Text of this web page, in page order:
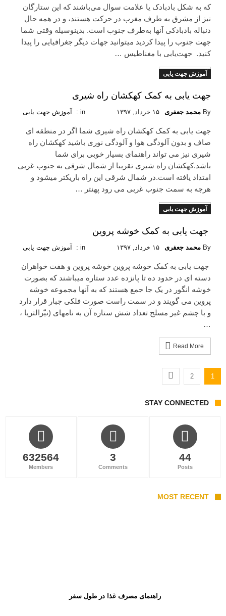
که به شکل بادبادک یا علامت سوال می‌باشند که این ستارگان
نیز از مشرق به طرف مغرب در حرکت هستند، و در همه حال
دنباله بادبادکى آنها به‌طرف جنوب است. بدینوسیله وقتی شما
جهت جنوب را پیدا کردید میتوانید جهات دیگر جغرافیایی را پیدا
کنید. جهت‌یابی با مغناطیس …
Read More
آموزش جهت یابی
جهت یابی به کمک کهکشان راه شیری
By محمد جعفری ۱۵ خرداد, ۱۳۹۷ in : آموزش جهت یابی
جهت یابی به کمک کهکشان راه شیری شما اگر در منطقه ای
صاف و بدون آلودگی هوا و آلودگی نوری باشید کهکشان راه
شیری نیز می تواند راهنمای بسیار خوبی برای شما
باشد.کهکشان راه شیری تقریبا از شمال شرقی به جنوب غربی
امتداد یافته است.در شمال شرقی این راه باریکتر میشود و
هرچه به سمت جنوب غربی می رود پهنتر …
Read More
آموزش جهت یابی
جهت یابی به کمک خوشه پروین
By محمد جعفری ۱۵ خرداد, ۱۳۹۷ in : آموزش جهت یابی
جهت یابی به کمک خوشه پروین خوشه پروین و هفت خواهران
دسته ای در حدود ده تا پانزده عدد ستاره میباشند که بصورت
خوشه انگور در یک جا جمع هستند که به آنها مجموعه خوشه
پروین می گویند و در سمت راست صورت فلکی جبار قرار دارد
و با چشم غیر مسلح تعداد شش ستاره آن به نامهای (نیّرالثریا ،
…
Read More
1
2
STAY CONNECTED
44
Posts
3
Comments
632564
Members
MOST RECENT
راهنمای مصرف غذا در طول سفر